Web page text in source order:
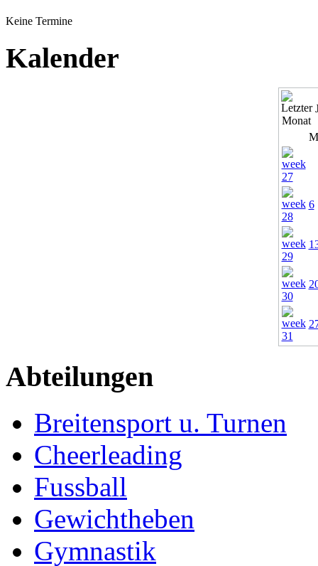
Keine Termine
Kalender
6
Abteilungen
Breitensport u. Turnen
Cheerleading
Fussball
Gewichtheben
Gymnastik